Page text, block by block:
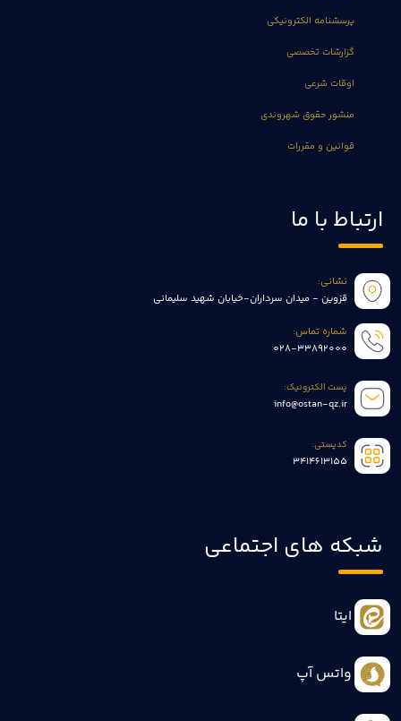
پرسشنامه الکترونیکی
گزارشات تخصصی
اوقات شرعی
منشور حقوق شهروندی
قوانین و مقررات
ارتباط با ما
نشانی:
قزوین - میدان سرداران-خیابان شهید سلیمانی
شماره تماس:
028-33892000
پست الکترونیک:
info@ostan-qz.ir
کدپستی:
3414613155
شبکه های اجتماعی
ایتا
واتس آپ